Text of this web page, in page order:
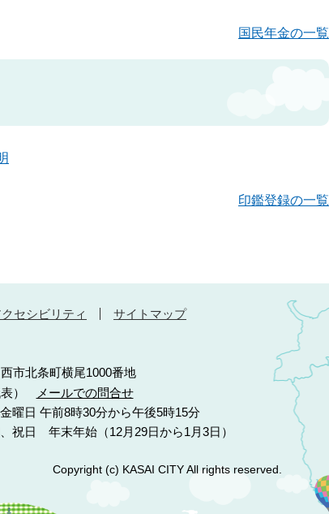
国民年金の一覧
印鑑登録の一覧
セシビリティ サイトマップ
市北条町横尾1000番地
）
メールでの問合せ
曜日 午前8時30分から午後5時15分
祝日 年末年始（12月29日から1月3日）
Copyright (c) KASAI CITY All rights reserved.